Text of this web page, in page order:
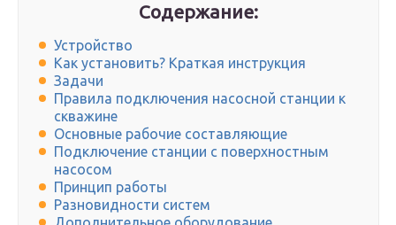
Содержание:
Устройство
Как установить? Краткая инструкция
Задачи
Правила подключения насосной станции к
скважине
Основные рабочие составляющие
Подключение станции с поверхностным
насосом
Принцип работы
Разновидности систем